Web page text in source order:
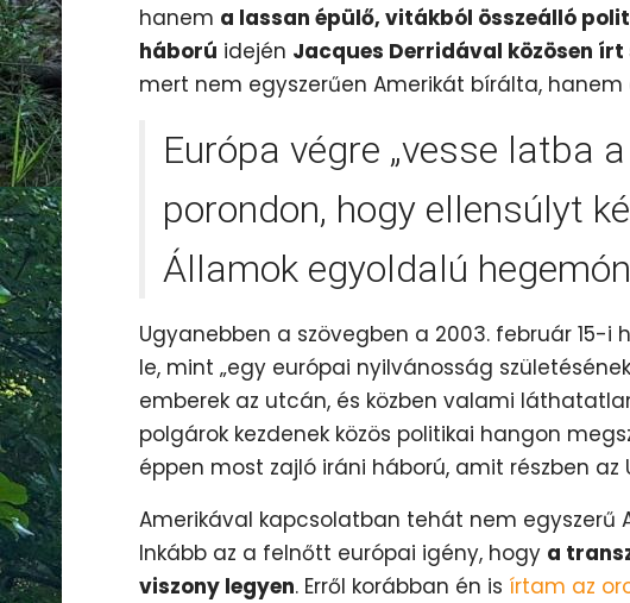
hanem a lassan épülő, vitákból összeálló
háború idején Jacques Derridával közösen írt
mert nem egyszerűen Amerikát bírálta, hanem
Európa végre „vesse latba
porondon, hogy ellensúlyt
Államok egyoldalú
Ugyanebben a szövegben a 2003. február 15-
le, mint „egy európai nyilvánosság
emberek az utcán, és közben valami
polgárok kezdenek közös politikai hangon
éppen most zajló iráni háború, amit részben az
Amerikával kapcsolatban tehát nem egyszerű
Inkább az a felnőtt európai igény, hogy a
viszony legyen. Erről korábban én is írtam az